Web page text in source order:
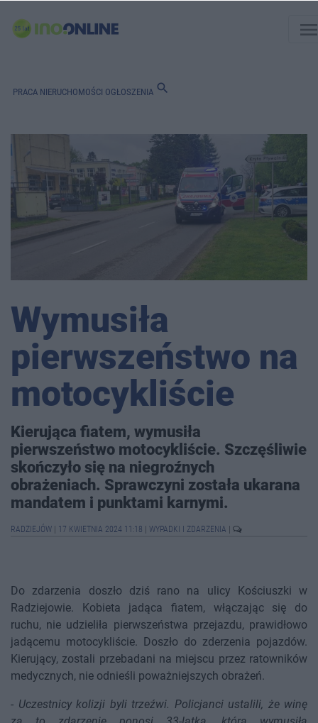
PRACA NIERUCHOMOŚCI OGŁOSZENIA search
Wymusiła
pierwszeństwo na
motocykliście
Kierująca fiatem, wymusiła
pierwszeństwo motocykliście. Szczęśliwie
skończyło się na niegroźnych
obrażeniach. Sprawczyni została ukarana
mandatem i punktami karnymi.
RADZIEJÓW 17 KWIETNIA 2024 11:18 WYPADKI I ZDARZENIA
Do zdarzenia doszło dziś rano na ulicy Kościuszki w
Radziejowie. Kobieta jadąca fiatem, włączając się do
ruchu, nie udzieliła pierwszeństwa przejazdu, prawidłowo
jadącemu motocykliście. Doszło do zderzenia pojazdów.
Kierujący, zostali przebadani na miejscu przez ratowników
medycznych, nie odnieśli poważniejszych obrażeń.
- Uczestnicy kolizji byli trzeźwi. Policjanci ustalili, że winę